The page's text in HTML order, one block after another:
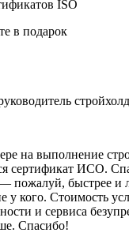
ISO
в подарок
на выполнение
сертификат ИСО.
пожалуй, быстрее и
у кого. Стоимость
и сервиса
Спасибо!